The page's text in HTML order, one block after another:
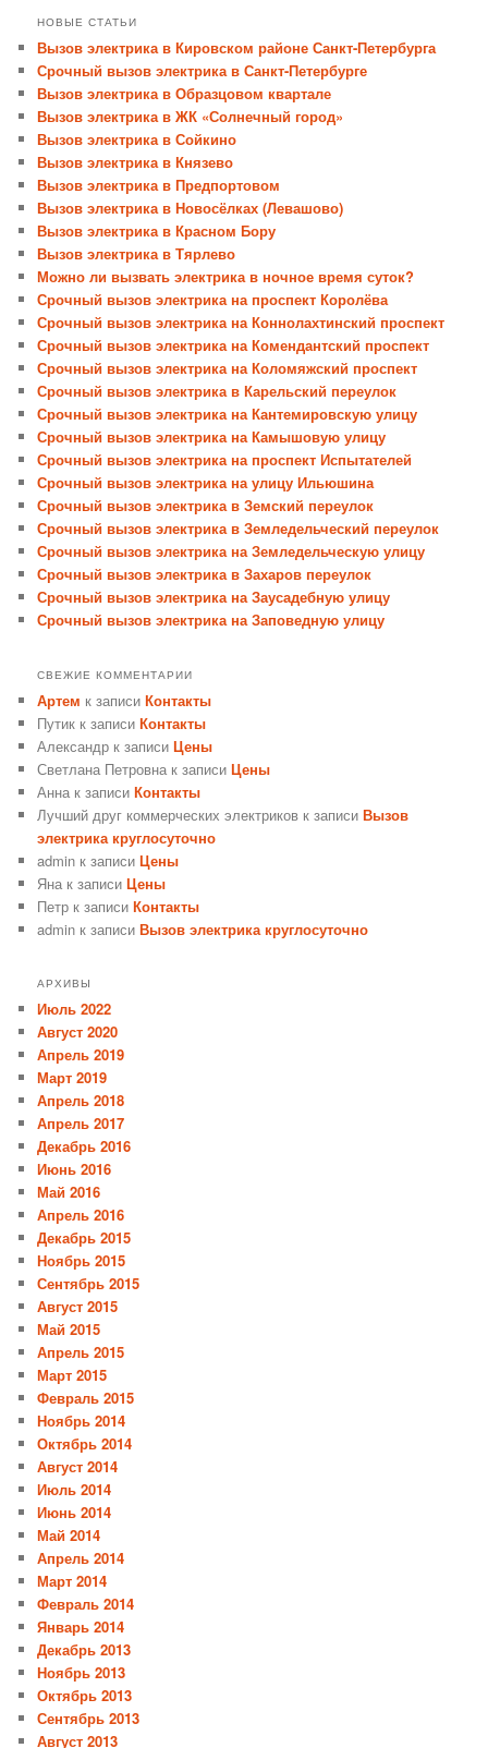
НОВЫЕ СТАТЬИ
Вызов электрика в Кировском районе Санкт-Петербурга
Срочный вызов электрика в Санкт-Петербурге
Вызов электрика в Образцовом квартале
Вызов электрика в ЖК «Солнечный город»
Вызов электрика в Сойкино
Вызов электрика в Князево
Вызов электрика в Предпортовом
Вызов электрика в Новосёлках (Левашово)
Вызов электрика в Красном Бору
Вызов электрика в Тярлево
Можно ли вызвать электрика в ночное время суток?
Срочный вызов электрика на проспект Королёва
Срочный вызов электрика на Коннолахтинский проспект
Срочный вызов электрика на Комендантский проспект
Срочный вызов электрика на Коломяжский проспект
Срочный вызов электрика в Карельский переулок
Срочный вызов электрика на Кантемировскую улицу
Срочный вызов электрика на Камышовую улицу
Срочный вызов электрика на проспект Испытателей
Срочный вызов электрика на улицу Ильюшина
Срочный вызов электрика в Земский переулок
Срочный вызов электрика в Земледельческий переулок
Срочный вызов электрика на Земледельческую улицу
Срочный вызов электрика в Захаров переулок
Срочный вызов электрика на Заусадебную улицу
Срочный вызов электрика на Заповедную улицу
СВЕЖИЕ КОММЕНТАРИИ
Артем к записиКонтакты
Путик к записиКонтакты
Александр к записиЦены
Светлана Петровна к записиЦены
Анна к записиКонтакты
Лучший друг коммерческих электриков к записиВызов
электрика круглосуточно
admin к записиЦены
Яна к записиЦены
Петр к записиКонтакты
admin к записиВызов электрика круглосуточно
АРХИВЫ
Июль 2022
Август 2020
Апрель 2019
Март 2019
Апрель 2018
Апрель 2017
Декабрь 2016
Июнь 2016
Май 2016
Апрель 2016
Декабрь 2015
Ноябрь 2015
Сентябрь 2015
Август 2015
Май 2015
Апрель 2015
Март 2015
Февраль 2015
Ноябрь 2014
Октябрь 2014
Август 2014
Июль 2014
Июнь 2014
Май 2014
Апрель 2014
Март 2014
Февраль 2014
Январь 2014
Декабрь 2013
Ноябрь 2013
Октябрь 2013
Сентябрь 2013
Август 2013